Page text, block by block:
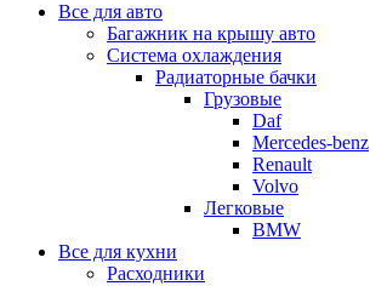
Все для авто
Багажник на крышу авто
Система охлаждения
Радиаторные бачки
Грузовые
Daf
Mercedes-benz
Renault
Volvo
Легковые
BMW
Все для кухни
Расходники